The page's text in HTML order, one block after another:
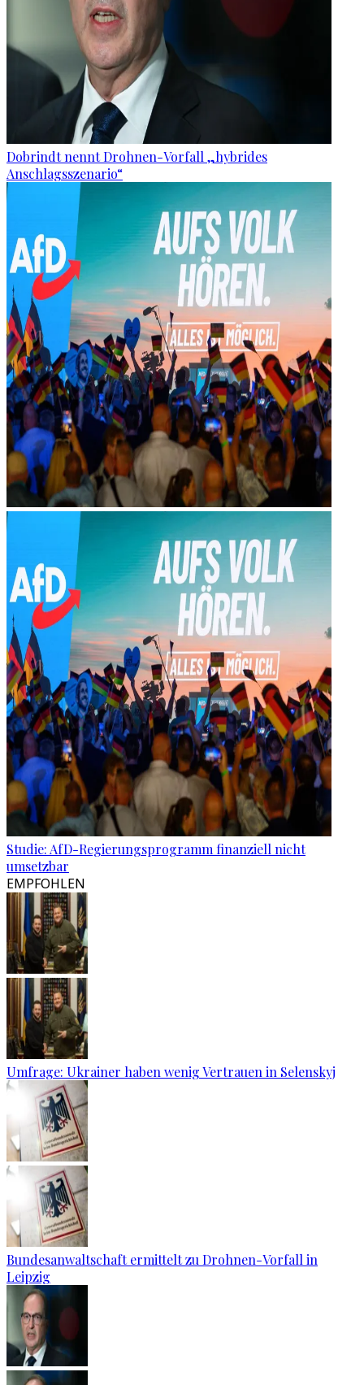
Dobrindt nennt Drohnen-Vorfall „hybrides
Anschlagsszenario“
Studie: AfD-Regierungsprogramm finanziell nicht
umsetzbar
EMPFOHLEN
Umfrage: Ukrainer haben wenig Vertrauen in Selenskyj
Bundesanwaltschaft ermittelt zu Drohnen-Vorfall in
Leipzig